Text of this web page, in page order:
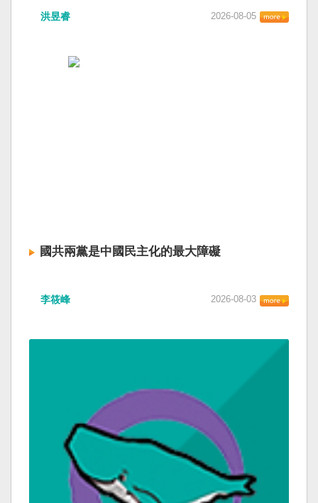
洪昱睿 2026-08-05
國共兩黨是中國民主化的最大障礙
李筱峰 2026-08-03